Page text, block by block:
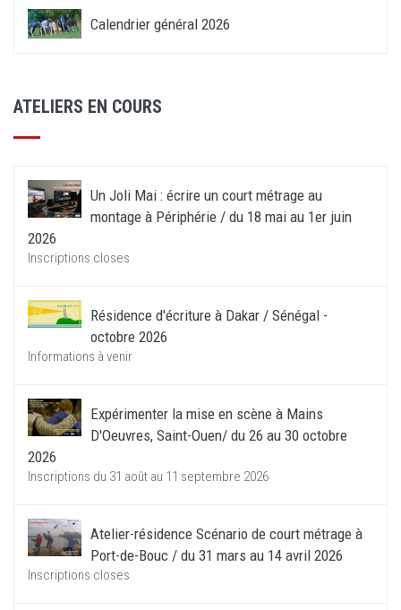
Calendrier général 2026
ATELIERS EN COURS
Un Joli Mai : écrire un court métrage au
montage à Périphérie / du 18 mai au 1er juin
2026
Inscriptions closes
Résidence d'écriture à Dakar / Sénégal -
octobre 2026
Informations à venir
Expérimenter la mise en scène à Mains
D'Oeuvres, Saint-Ouen/ du 26 au 30 octobre
2026
Inscriptions du 31 août au 11 septembre 2026
Atelier-résidence Scénario de court métrage à
Port-de-Bouc / du 31 mars au 14 avril 2026
Inscriptions closes